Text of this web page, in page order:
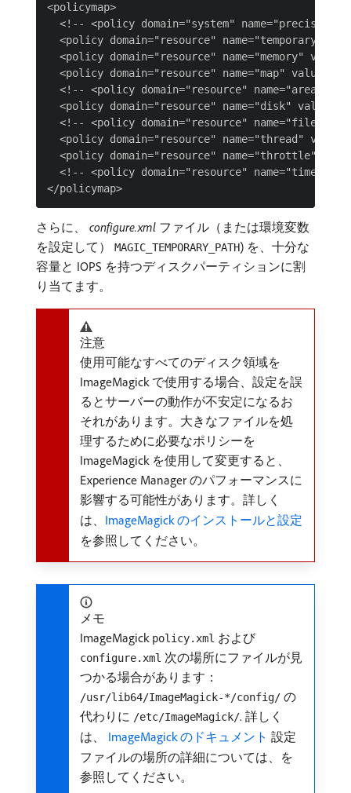
<policymap>
<!-- <policy domain="system" name="precision"
<policy domain="resource" name="temporary-
<policy domain="resource" name="memory"
<policy domain="resource" name="map"
<!-- <policy domain="resource" name="area"
<policy domain="resource" name="disk"
<!-- <policy domain="resource" name="file"
<policy domain="resource" name="thread"
<policy domain="resource" name="throttle"
<!-- <policy domain="resource" name="time"
さらに、 configure.xml ファイル（または環境変数
を設定して）
MAGIC_TEMPORARY_PATH) を、十分な
容量と IOPS を持つディスクパーティションに割
り当てます。
注意
使用可能なすべてのディスク領域を
ImageMagick で使用する場合、設定を誤
るとサーバーの動作が不安定になるお
それがあります。大きなファイルを処
理するために必要なポリシーを
ImageMagick を使用して変更すると、
Experience Manager のパフォーマンスに
影響する可能性があります。詳しく
は、 ImageMagick のインストールと設定
を参照してください。
メモ
ImageMagick policy.xml および
configure.xml 次の場所にファイルが見
つかる場合があります：
/usr/lib64/ImageMagick-*/config/ の
代わりに /etc/ImageMagick/. 詳しく
は、 ImageMagick のドキュメント 設定
ファイルの場所の詳細については、を
参照してください。